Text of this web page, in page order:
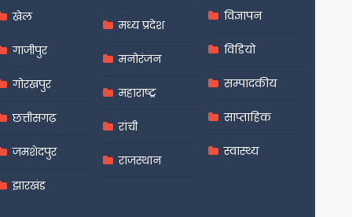
खेल
गाजीपुर
गोरखपुर
छत्तीसगढ़
जमशेदपुर
झारखंड
मध्य प्रदेश
मनोरंजन
महाराष्ट्र
रांची
राजस्थान
विज्ञापन
विडियो
सम्पादकीय
साप्ताहिक
स्वास्थ्य